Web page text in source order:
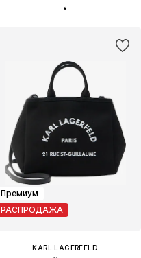
Премиум
РАСПРОДАЖА
KARL LAGERFELD